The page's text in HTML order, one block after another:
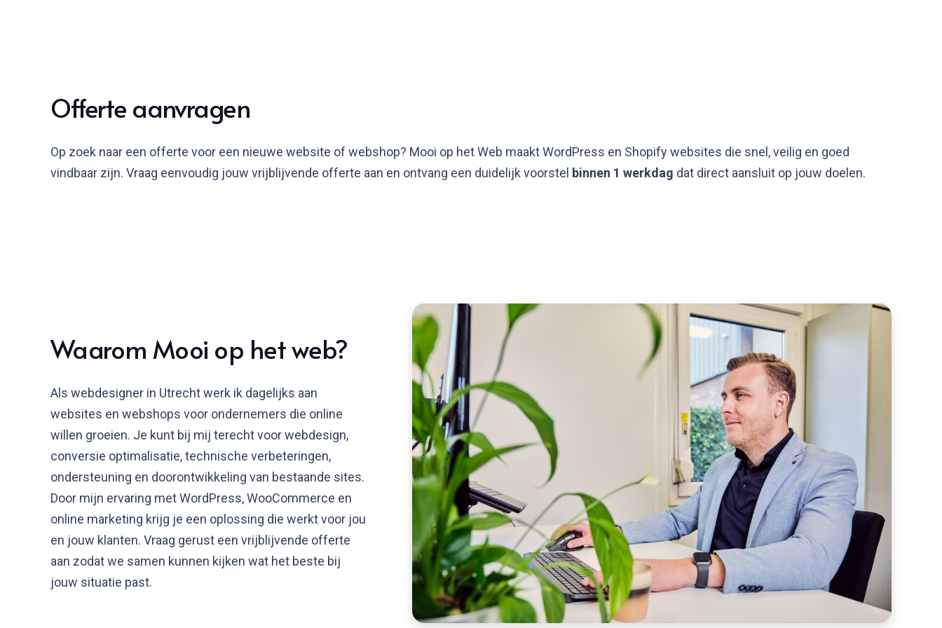
Offerte aanvragen
Op zoek naar een offerte voor een nieuwe website of webshop? Mooi op het Web maakt WordPress en Shopify websites die snel, veilig en goed
vindbaar zijn. Vraag eenvoudig jouw vrijblijvende offerte aan en ontvang een duidelijk voorstel binnen 1 werkdag dat direct aansluit op jouw doelen.
Waarom Mooi op het web?
Als webdesigner in Utrecht werk ik dagelijks aan
websites en webshops voor ondernemers die online
willen groeien. Je kunt bij mij terecht voor webdesign,
conversie optimalisatie, technische verbeteringen,
ondersteuning en doorontwikkeling van bestaande sites.
Door mijn ervaring met WordPress, WooCommerce en
online marketing krijg je een oplossing die werkt voor jou
en jouw klanten. Vraag gerust een vrijblijvende offerte
aan zodat we samen kunnen kijken wat het beste bij
jouw situatie past.